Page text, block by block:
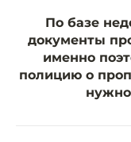
По базе
документы
именно
полицию о